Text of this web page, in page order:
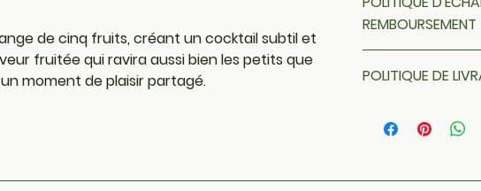
de cinq fruits, créant un cocktail subtil et
fruitée qui ravira aussi bien les petits que
moment de plaisir partagé.
présenter les
taille, matière,
en bénéficier.
REMBOURSEMENT
Informez vos
relation de
POLITIQUE DE
ajouter des
rassurer vos